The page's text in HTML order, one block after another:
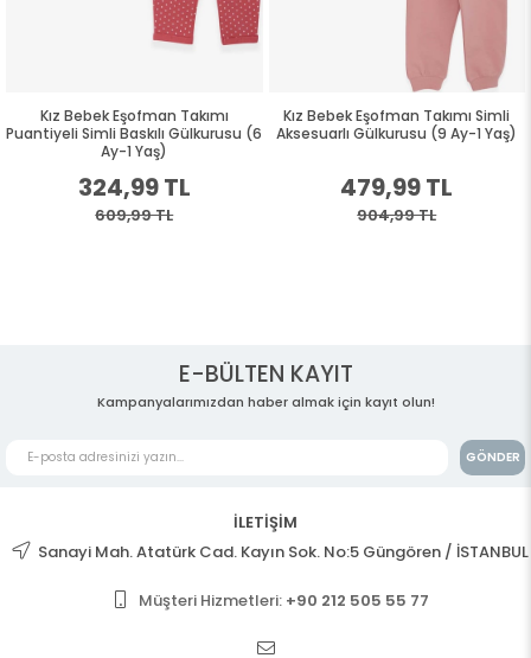
Kız Bebek Eşofman Takımı
Puantiyeli Simli Baskılı Gülkurusu (6
Ay-1 Yaş)
324,99 TL
609,99 TL
Kız Bebek Eşofman Takımı Simli
Aksesuarlı Gülkurusu (9 Ay-1 Yaş)
479,99 TL
904,99 TL
E-BÜLTEN KAYIT
Kampanyalarımızdan haber almak için kayıt olun!
GÖNDER
İLETİŞİM
Sanayi Mah. Atatürk Cad. Kayın Sok. No:5 Güngören / İSTANBUL
Müşteri Hizmetleri: +90 212 505 55 77